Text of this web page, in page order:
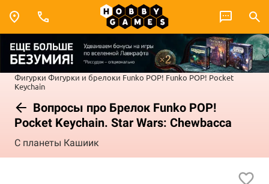
Фигурки Фигурки и брелоки Funko POP! Funko POP! Pocket
Keychain
Вопросы про Брелок Funko POP!
Pocket Keychain. Star Wars: Chewbacca
С планеты Кашиик